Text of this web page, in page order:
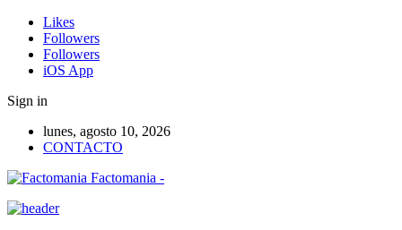
Likes
Followers
Followers
iOS App
Sign in
lunes, agosto 10, 2026
CONTACTO
Factomania -